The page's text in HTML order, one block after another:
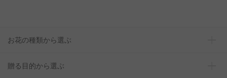
お花の種類から選ぶ
贈る目的から選ぶ